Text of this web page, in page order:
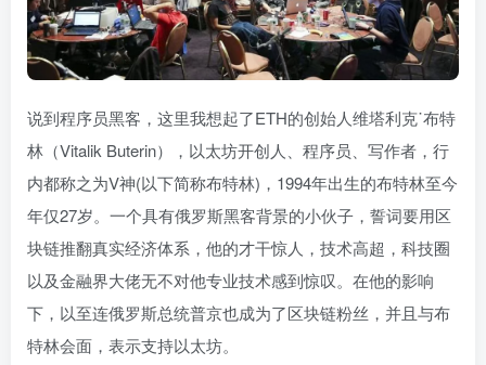
说到程序员黑客，这里我想起了ETH的创始人维塔利克˙布特
林（Vitalik Buterin），以太坊开创人、程序员、写作者，行
内都称之为V神(以下简称布特林)，1994年出生的布特林至今
年仅27岁。一个具有俄罗斯黑客背景的小伙子，誓词要用区
块链推翻真实经济体系，他的才干惊人，技术高超，科技圈
以及金融界大佬无不对他专业技术感到惊叹。在他的影响
下，以至连俄罗斯总统普京也成为了区块链粉丝，并且与布
特林会面，表示支持以太坊。